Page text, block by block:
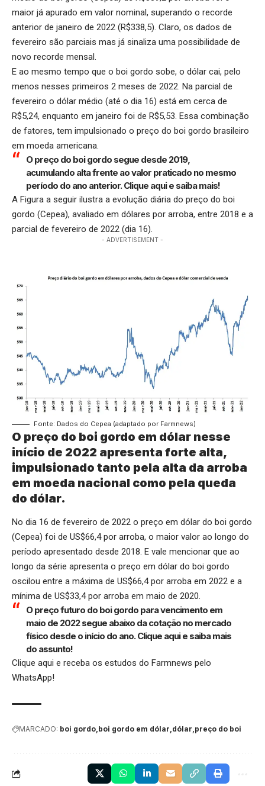
maior já apurado em valor nominal, superando o recorde
anterior de janeiro de 2022 (R$338,5). Claro, os dados de
fevereiro são parciais mas já sinaliza uma possibilidade de
novo recorde mensal.
E ao mesmo tempo que o boi gordo sobe, o dólar cai, pelo
menos nesses primeiros 2 meses de 2022. Na parcial de
fevereiro o dólar médio (até o dia 16) está em cerca de
R$5,24, enquanto em janeiro foi de R$5,53. Essa combinação
de fatores, tem impulsionado o preço do boi gordo brasileiro
em moeda americana.
O preço do boi gordo segue desde 2019,
acumulando alta frente ao valor praticado no mesmo
período do ano anterior.Clique aquie saiba mais!
A Figura a seguir ilustra a evolução diária do preço do boi
gordo (Cepea), avaliado em dólares por arroba, entre 2018 e a
parcial de fevereiro de 2022 (dia 16).
- ADVERTISEMENT -
Fonte: Dados do Cepea (adaptado por Farmnews)
O preço do boi gordo em dólar nesse
início de 2022 apresenta forte alta,
impulsionado tanto pela alta da arroba
em moeda nacional como pela queda
do dólar.
No dia 16 de fevereiro de 2022 o preço em dólar do boi gordo
(Cepea) foi de US$66,4 por arroba, o maior valor ao longo do
período apresentado desde 2018. E vale mencionar que ao
longo da série apresenta o preço em dólar do boi gordo
oscilou entre a máxima de US$66,4 por arroba em 2022 e a
mínima de US$33,4 por arroba em maio de 2020.
O preço futuro do boi gordo para vencimento em
maio de 2022 segue abaixo da cotação no mercado
físico desde o início do ano.Clique aquie saiba mais
do assunto!
Clique aqui e receba os estudos do Farmnews pelo
WhatsApp!
MARCADO: boi gordo boi gordo em dólar dólar preço do boi